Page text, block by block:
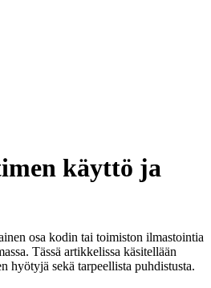
käyttö ja
osa kodin tai toimiston ilmastointia
Tässä artikkelissa käsitellään
hyötyjä sekä tarpeellista puhdistusta.